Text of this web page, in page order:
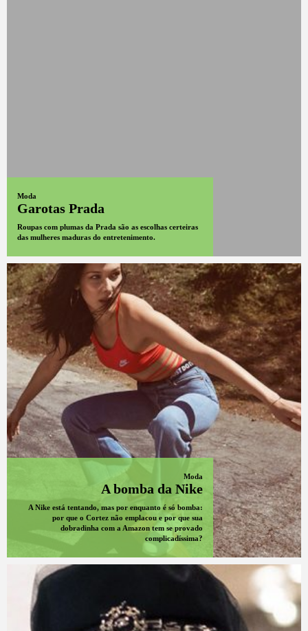
Moda
Garotas Prada
Roupas com plumas da Prada são as escolhas certeiras
das mulheres maduras do entretenimento.
Moda
A bomba da Nike
A Nike está tentando, mas por enquanto é só bomba:
por que o Cortez não emplacou e por que sua
dobradinha com a Amazon tem se provado
complicadíssima?